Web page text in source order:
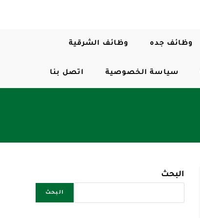
وظائف جده وظائف الشرقية
سياسة الخصوصية اتصل بنا
البحث
البحث